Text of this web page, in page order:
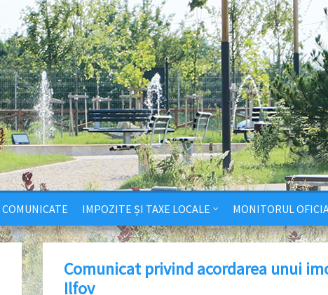
COMUNICATE IMPOZITE ȘI TAXE LOCALE MONITORUL
Comunicat privind acordarea unui
Ilfov